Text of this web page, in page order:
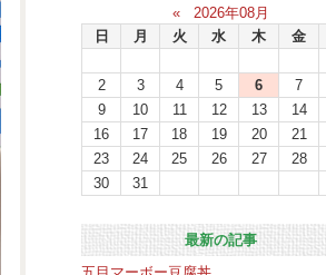
«
2026年08月
日
月 火 水 木 金
2
3 4 5 6 7
9
10 11 12 13 14
16
17 18 19 20 21
23
24 25 26 27 28
30
31
最新の記事